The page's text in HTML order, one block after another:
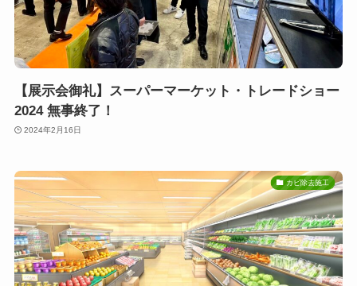
【展示会御礼】スーパーマーケット・トレードショー
2024 無事終了！
2024年2月16日
カビ除去施工